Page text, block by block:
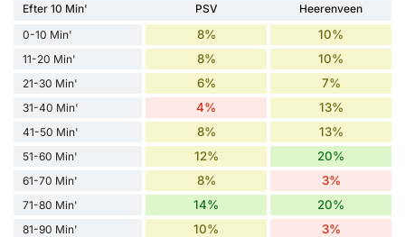
Efter 10 Min' PSV
Heerenveen
0-10 Min'
8% 10%
11-20 Min' 8% 10%
21-30 Min' 6% 7%
31-40 Min' 4% 13%
41-50 Min' 8% 13%
51-60 Min' 12% 20%
61-70 Min' 8% 3%
71-80 Min' 14% 20%
81-90 Min' 10% 3%